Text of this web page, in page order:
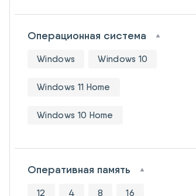
Операционная система
Windows Windows 10
Windows 11 Home
Windows 10 Home
Оперативная память
12 4 8 16